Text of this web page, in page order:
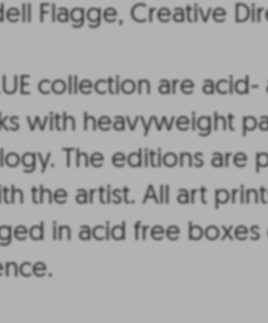
Flagge, Creative
collection are
with heavyweight
The editions are
the artist. All art
in acid free